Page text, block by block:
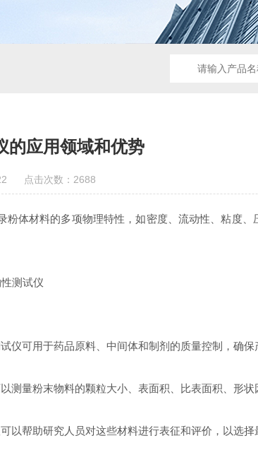
的应用领域和优势
点击次数：2688
材料的多项物理特性，如密度、流动性、粘度、
可用于药品原料、中间体和制剂的质量控制，确保
量粉末物料的颗粒大小、表面积、比表面积、形状
帮助研究人员对这些材料进行表征和评价，以选择